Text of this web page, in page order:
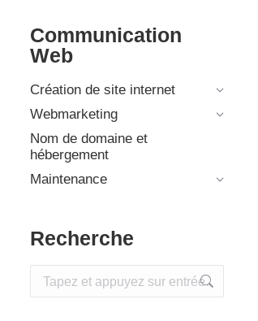
Communication
Web
Création de site internet
Webmarketing
Nom de domaine et
hébergement
Maintenance
Recherche
Recherche